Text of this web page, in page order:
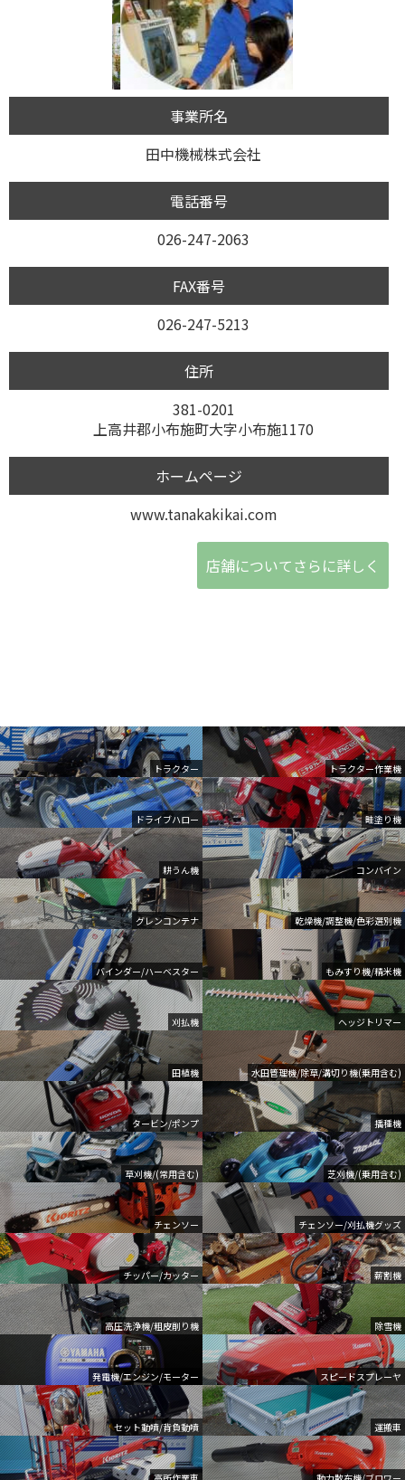
トラクター トラクター作業機
ドライブハロー 畦塗り機
耕うん機 コンバイン
グレンコンテナ 乾燥機/調整機/色彩選別機
バインダー/ハーベスター もみすり機/精米機
刈払機 ヘッジトリマー
田植機 水田管理機/除草/溝切り機(乗用含む)
タービン/ポンプ 播種機
草刈機/(常用含む) 芝刈機/(乗用含む)
チェンソー チェンソー/刈払機グッズ
チッパー/カッター 薪割機
高圧洗浄機/粗皮削り機 除雪機
発電機/エンジン/モーター スピードスプレーヤ
セット動噴/背負動噴 運搬車
事業所名
田中機械株式会社
電話番号
026-247-2063
FAX番号
026-247-5213
住所
381-0201
上高井郡小布施町大字小布施1170
ホームページ
www.tanakakikai.com
店舗についてさらに詳しく